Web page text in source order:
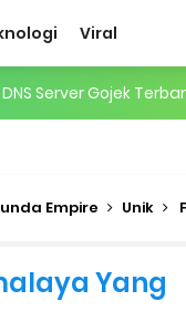
Viral
Contoh Penerapan,
Empire Unik Fakta Kesultanan Selaco di Tasikmalaya Yang Bikin Heboh
Yang